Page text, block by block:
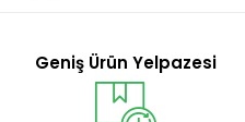
Geniş Ürün Yelpazesi